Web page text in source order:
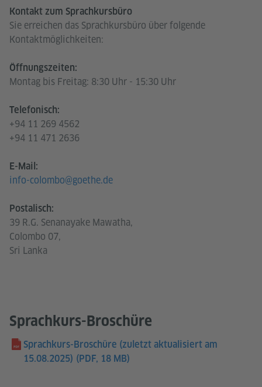
Kontakt zum Sprachkursbüro
Sie erreichen das Sprachkursbüro über folgende
Kontaktmöglichkeiten:
Öffnungszeiten:
Montag bis Freitag: 8:30 Uhr - 15:30 Uhr
Telefonisch:
+94 11 269 4562
+94 11 471 2636
E-Mail:
info-colombo@goethe.de
Postalisch:
39 R.G. Senanayake Mawatha,
Colombo 07,
Sri Lanka
Sprachkurs-Broschüre
Sprachkurs-Broschüre (zuletzt aktualisiert am
15.08.2025) (PDF, 18 MB)